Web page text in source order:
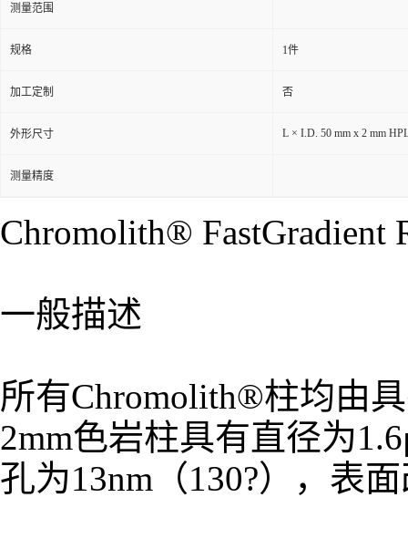
测量范围
规格 1件
加工定制 否
外形尺寸 L × I.D. 50 mm x 2 mm
测量精度
Chromolith® FastGradient
一般描述
所有Chromolith®柱均由
2mm色岩柱具有直径为
孔为13nm（130?），表